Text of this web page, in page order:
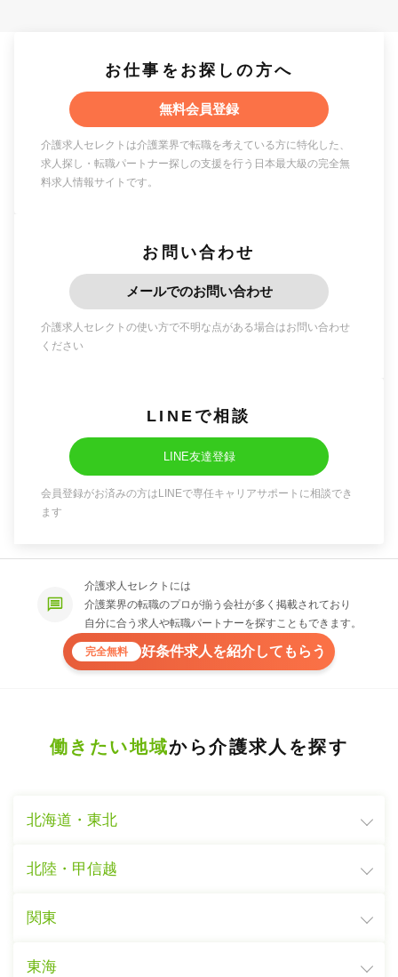
お仕事をお探しの方へ
無料会員登録
介護求人セレクトは介護業界で転職を考えている方に特化した、
求人探し・転職パートナー探しの支援を行う日本最大級の完全無
料求人情報サイトです。
お問い合わせ
メールでのお問い合わせ
介護求人セレクトの使い方で不明な点がある場合はお問い合わせ
ください
LINEで相談
LINE友達登録
会員登録がお済みの方はLINEで専任キャリアサポートに相談でき
ます
介護求人セレクトには
介護業界の転職のプロが揃う会社が多く掲載されており
自分に合う求人や転職パートナーを探すこともできます。
完全無料 好条件求人を紹介してもらう
働きたい地域から介護求人を探す
北海道・東北
北陸・甲信越
関東
東海